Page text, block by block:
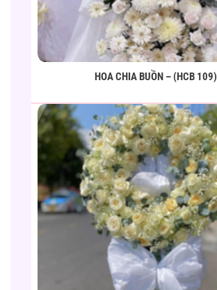
HOA CHIA BUỒN – (HCB 109)